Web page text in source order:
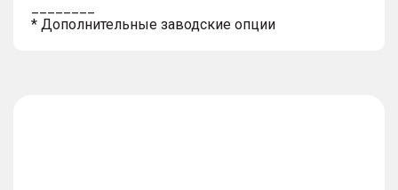
* Дополнительные заводские опции